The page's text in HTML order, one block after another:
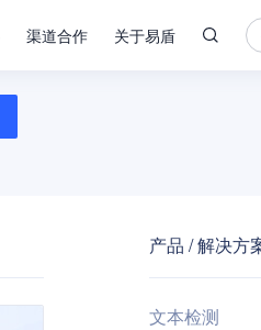
渠道合作 关于易盾
安
全
产品 / 解决方
文本检测